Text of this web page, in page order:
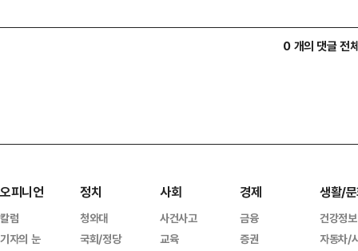
0 개의 댓글 전
오피니언
칼럼
기자의 눈
정치
청와대
국회/정당
사회
사건사고
교육
경제
금융
증권
생활/
건강정보
자동차/